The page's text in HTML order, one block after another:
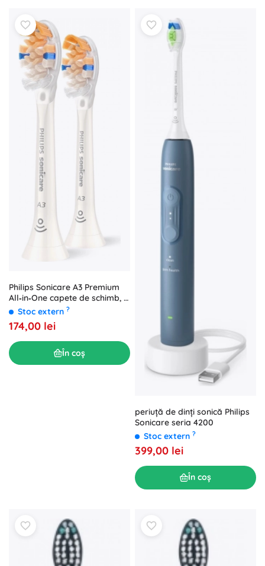
Philips Sonicare A3 Premium
All‑in‑One capete de schimb, 2
buc., alb
Stoc extern ?
174,00 lei
În coș
periuță de dinți sonică Philips
Sonicare seria 4200
Stoc extern ?
399,00 lei
În coș